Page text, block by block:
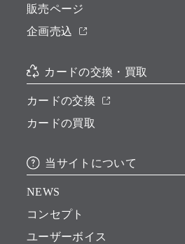
販売ページ
企画売込
カードの交換・買取
カードの交換
カードの買取
当サイトについて
NEWS
コンセプト
ユーザーボイス